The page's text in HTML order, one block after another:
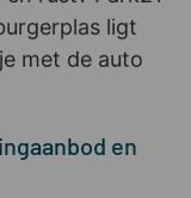
ligt
met de auto
en